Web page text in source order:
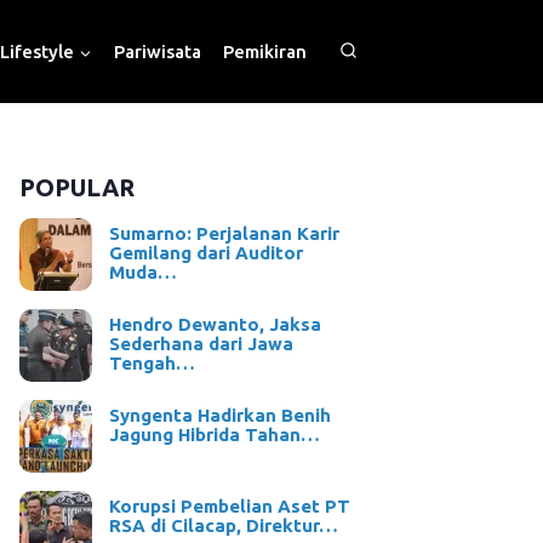
Lifestyle Pariwisata Pemikiran
POPULAR
Sumarno: Perjalanan Karir
Gemilang dari Auditor
Muda…
Hendro Dewanto, Jaksa
Sederhana dari Jawa
Tengah…
Syngenta Hadirkan Benih
Jagung Hibrida Tahan…
Korupsi Pembelian Aset PT
RSA di Cilacap, Direktur…